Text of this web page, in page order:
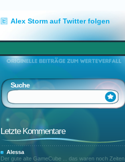
Alex Storm auf Twitter folgen
Suche
Letzte Kommentare
Alessa
Der gute alte GameCube ... das waren noch Zeiten.